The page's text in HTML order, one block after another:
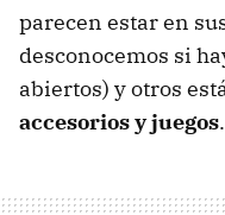
parecen estar en
desconocemos si
abiertos) y otros
accesorios y juegos.